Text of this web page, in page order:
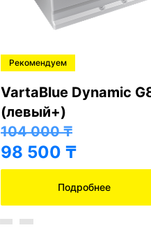
Рекомендуем
VartaBlue Dynamic
(левый+)
104 000₸
98 500 ₸
Подробнее